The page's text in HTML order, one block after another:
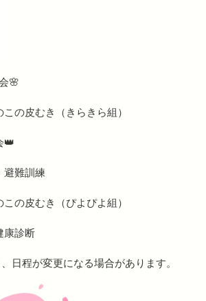
🌸
の皮むき（きらきら組）
👑
避難訓練
の皮むき（ぴよぴよ組）
康診断
日程が変更になる場合があります。